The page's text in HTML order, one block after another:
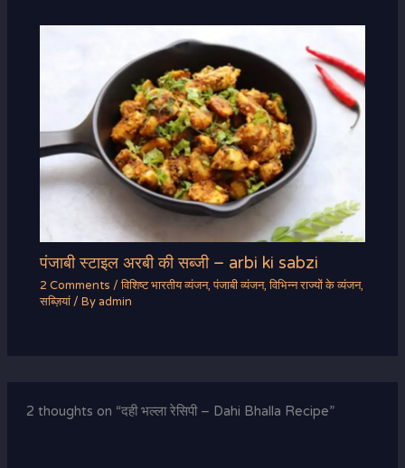
पंजाबी स्टाइल अरबी की सब्जी – arbi ki sabzi
2 Comments /विशिष्ट भारतीय व्यंजन,पंजाबी व्यंजन,विभिन्न राज्यों के व्यंजन,
सब्ज़ियां/ By admin
2 thoughts on “दही भल्ला रेसिपी – Dahi Bhalla Recipe”